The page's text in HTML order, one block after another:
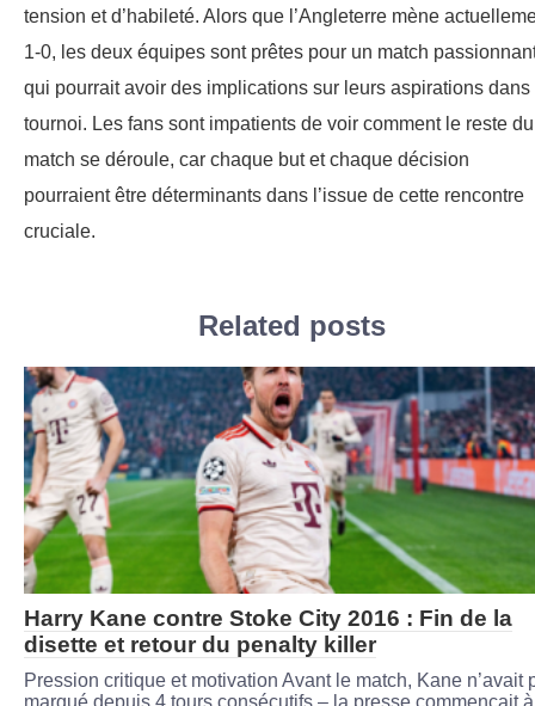
tension et d’habileté. Alors que l’Angleterre mène
1-0, les deux équipes sont prêtes pour un match
qui pourrait avoir des implications sur leurs aspirations dans
tournoi. Les fans sont impatients de voir comment le reste du
match se déroule, car chaque but et chaque décision
pourraient être déterminants dans l’issue de cette rencontre
cruciale.
Related posts
Harry Kane contre Stoke City 2016 : Fin de la
disette et retour du penalty killer
Pression critique et motivation Avant le match, Kane n’avait